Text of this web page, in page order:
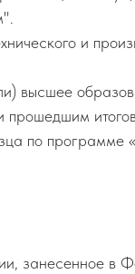
и
высшее
по программе
занесенное в